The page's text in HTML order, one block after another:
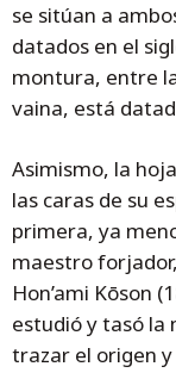
se sitúan a
datados en el
montura, entre
vaina, está
Asimismo, la
las caras de su
primera, ya
maestro
Hon’ami Kōson
estudió y tasó la
trazar el origen